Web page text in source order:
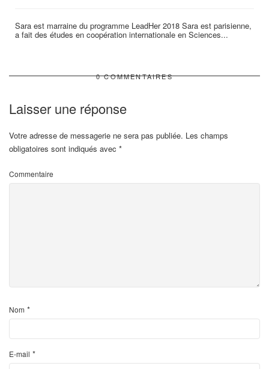
Sara est marraine du programme LeadHer 2018 Sara est parisienne,
a fait des études en coopération internationale en Sciences...
0 COMMENTAIRES
Laisser une réponse
Votre adresse de messagerie ne sera pas publiée. Les champs
obligatoires sont indiqués avec *
Commentaire
Nom *
E-mail *